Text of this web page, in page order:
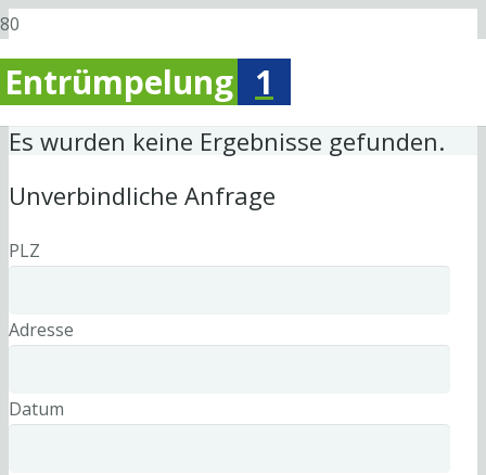
Entrümpelung 1
Es wurden keine Ergebnisse gefunden.
Unverbindliche Anfrage
PLZ
Adresse
Datum